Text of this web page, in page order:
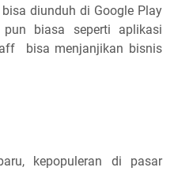
diunduh di Google Play
biasa seperti aplikasi
bisa menjanjikan bisnis
kepopuleran di pasar